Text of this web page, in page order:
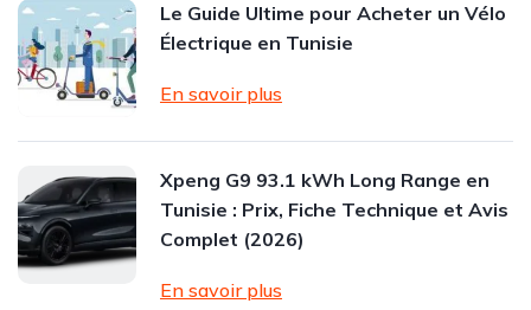
Le Guide Ultime pour Acheter un Vélo
Électrique en Tunisie
En savoir plus
Xpeng G9 93.1 kWh Long Range en
Tunisie : Prix, Fiche Technique et Avis
Complet (2026)
En savoir plus